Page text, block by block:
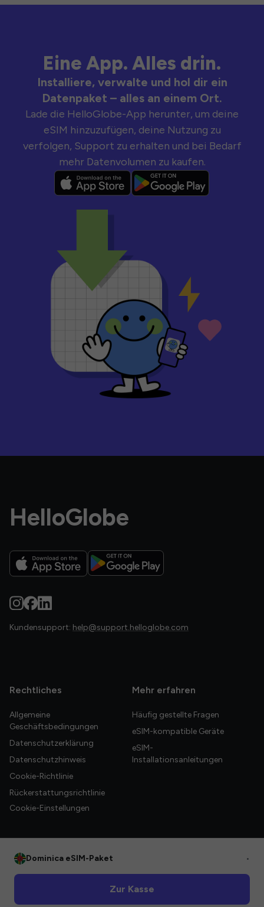
Eine App. Alles drin.
Installiere, verwalte und hol dir ein
Datenpaket – alles an einem Ort.
Lade die HelloGlobe-App herunter, um deine
eSIM hinzuzufügen, deine Nutzung zu
verfolgen, Support zu erhalten und bei Bedarf
mehr Datenvolumen zu kaufen.
HelloGlobe
Kundensupport: help@support.helloglobe.com
Rechtliches
Allgemeine
Geschäftsbedingungen
Datenschutzerklärung
Datenschutzhinweis
Cookie-Richtlinie
Rückerstattungsrichtlinie
Cookie-Einstellungen
Mehr erfahren
Häufig gestellte Fragen
eSIM-kompatible Geräte
eSIM-
Installationsanleitungen
Dominica eSIM-Paket •
Zur Kasse